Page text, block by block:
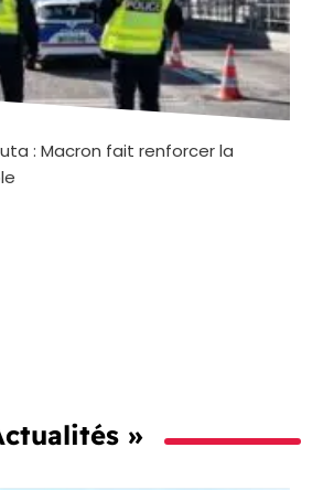
: Macron fait renforcer la
»